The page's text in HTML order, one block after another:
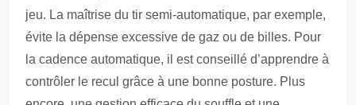
jeu. La maîtrise du tir semi-automatique, par exemple,
évite la dépense excessive de gaz ou de billes. Pour
la cadence automatique, il est conseillé d’apprendre à
contrôler le recul grâce à une bonne posture. Plus